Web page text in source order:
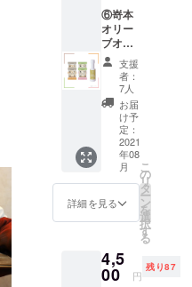
ちでの素晴
らしいひと
時に寄りそ
う商品ライ
ンナップに
て高級食パ
ン専門店と
して今まで
にない体験
をお客様に
お届けして
います。
1,100込
み） ※
通常販
売開始
後に利
用でき
るお得
なクー
ポン
コード
を同梱
発送い
たしま
す。 1
ズ：
90mm×
⑥嵜本
オリー
ブオイ
ルセッ
ト ・五
穀とく
るみ 2
個 ・い
ちごと
ピスタ
チオ 2
個 ・嵜
本オリ
ジナル
ブレン
オイ
ル 1本
支援
者：
7人
お届
け予
定：
2021
年08
月
詳細を見る
こ
の
リ
タ
ー
ン
を
選
択
す
る
4,5
00 円
残り87